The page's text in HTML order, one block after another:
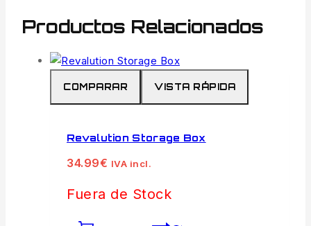
Productos Relacionados
COMPARAR VISTA RÁPIDA
Revalution Storage Box
34.99€ IVA incl.
Fuera de Stock